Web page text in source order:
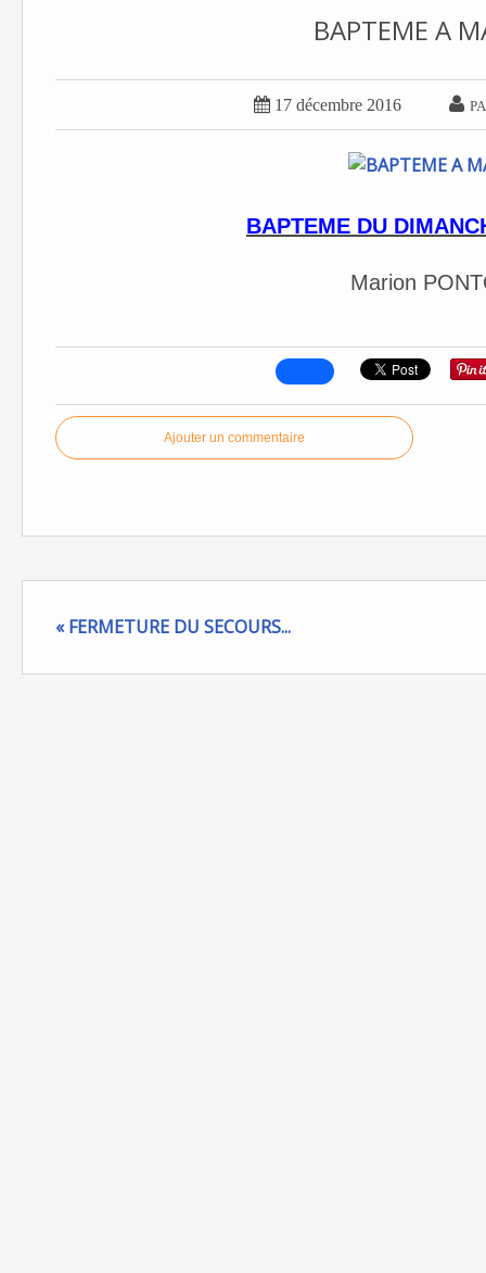
BAPTEME A
 17 décembre 2016 
BAPTEME DU
Marion
Ajouter un commentaire
« FERMETURE DU SECOURS...